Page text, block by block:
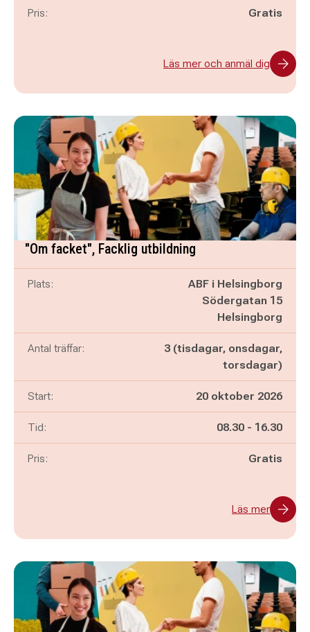
Pris: Gratis
Läs mer och anmäl dig
"Om facket", Facklig utbildning
Plats:
ABF i Helsingborg
Södergatan 15
Helsingborg
Antal träffar:
3 (tisdagar, onsdagar,
torsdagar)
Start: 20 oktober 2026
Tid: Pågår mellan
08.30 - och
16.30
Pris: Gratis
Läs mer